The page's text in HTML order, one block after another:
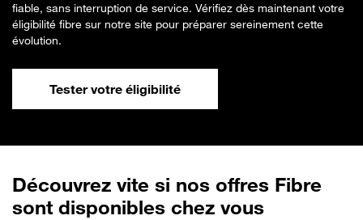
fiable, sans interruption de service. Vérifiez dès maintenant votre
éligibilité fibre sur notre site pour préparer sereinement cette
évolution.
Tester votre éligibilité
Découvrez vite si nos offres Fibre
sont disponibles chez vous